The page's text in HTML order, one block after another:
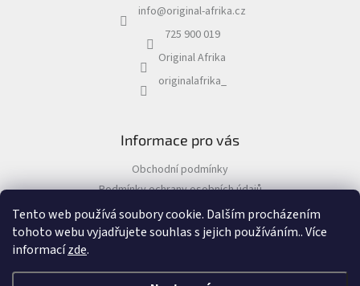
Tento web používá soubory cookie. Dalším procházením
tohoto webu vyjadřujete souhlas s jejich používáním.. Více
informacízde.
ý
p
i
s
u
info@original-afrika.cz
725 900 019
Original Afrika
originalafrika_
Informace pro vás
Obchodní podmínky
Podmínky ochrany osobních údajů